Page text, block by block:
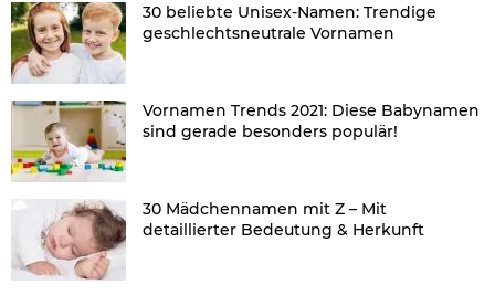
30 beliebte Unisex-Namen: Trendige
geschlechtsneutrale Vornamen
Vornamen Trends 2021: Diese Babynamen
sind gerade besonders populär!
30 Mädchennamen mit Z – Mit
detaillierter Bedeutung & Herkunft